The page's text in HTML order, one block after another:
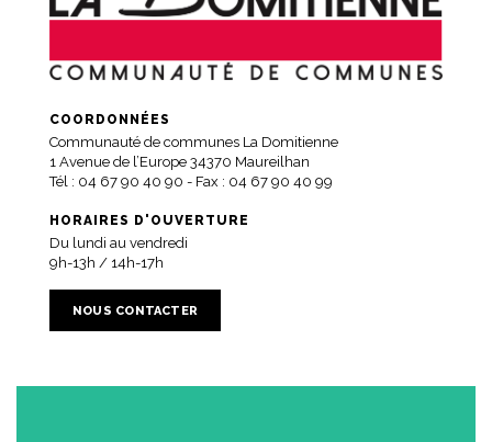
COORDONNÉES
Communauté de communes La Domitienne
1 Avenue de l’Europe 34370 Maureilhan
Tél : 04 67 90 40 90 - Fax : 04 67 90 40 99
HORAIRES D'OUVERTURE
Du lundi au vendredi
9h-13h / 14h-17h
NOUS CONTACTER